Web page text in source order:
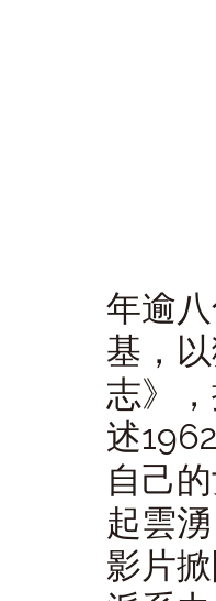
年逾
基，
志》
述
自己
起雲
影片